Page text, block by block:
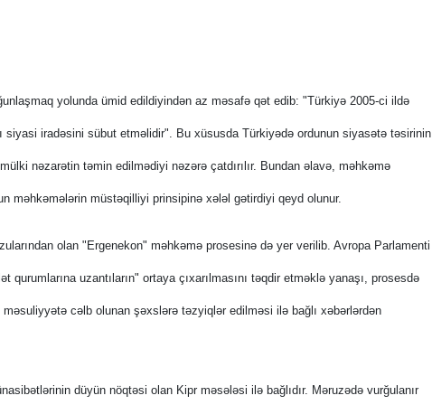
yolunda ümid edildiyindən az məsafə qət edib: "Türkiyə 2005-ci ildə
siyasi iradəsini sübut etməlidir". Bu xüsusda Türkiyədə ordunun siyasətə təsirinin
nəzarətin təmin edilmədiyi nəzərə çatdırılır. Bundan əlavə, məhkəmə
məhkəmələrin müstəqilliyi prinsipinə xələl gətirdiyi qeyd olunur.
olan "Ergenekon" məhkəmə prosesinə də yer verilib. Avropa Parlamenti
uzantıların" ortaya çıxarılmasını təqdir etməklə yanaşı, prosesdə
cəlb olunan şəxslərə təzyiqlər edilməsi ilə bağlı xəbərlərdən
düyün nöqtəsi olan Kipr məsələsi ilə bağlıdır. Məruzədə vurğulanır